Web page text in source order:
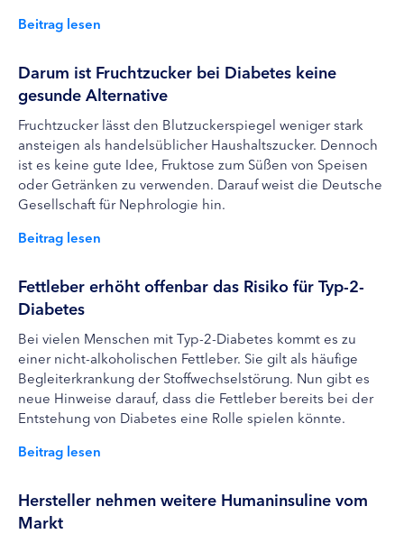
Beitrag lesen
Darum ist Fruchtzucker bei Diabetes keine
gesunde Alternative
Fruchtzucker lässt den Blutzuckerspiegel weniger stark
ansteigen als handelsüblicher Haushaltszucker. Dennoch
ist es keine gute Idee, Fruktose zum Süßen von Speisen
oder Getränken zu verwenden. Darauf weist die Deutsche
Gesellschaft für Nephrologie hin.
Beitrag lesen
Fettleber erhöht offenbar das Risiko für Typ-2-
Diabetes
Bei vielen Menschen mit Typ-2-Diabetes kommt es zu
einer nicht-alkoholischen Fettleber. Sie gilt als häufige
Begleiterkrankung der Stoffwechselstörung. Nun gibt es
neue Hinweise darauf, dass die Fettleber bereits bei der
Entstehung von Diabetes eine Rolle spielen könnte.
Beitrag lesen
Hersteller nehmen weitere Humaninsuline vom
Markt